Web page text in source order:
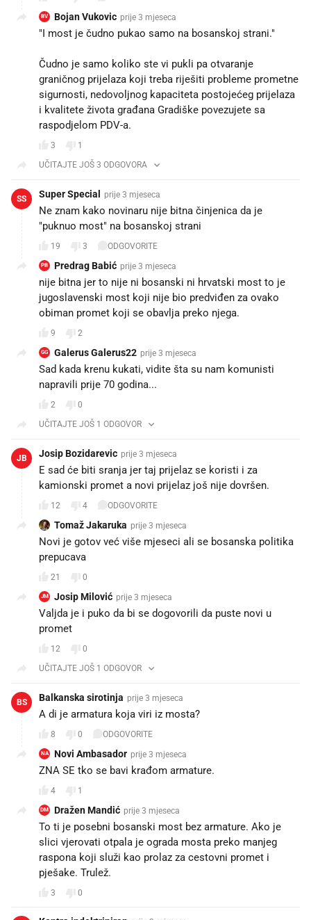
BV Bojan Vukovic prije 3 mjeseca
"I most je čudno pukao samo na bosanskoj strani."
Čudno je samo koliko ste vi pukli pa otvaranje
graničnog prijelaza koji treba riješiti probleme prometne
sigurnosti, nedovoljnog kapaciteta postojećeg prijelaza
i kvalitete života građana Gradiške povezujete sa
raspodjelom PDV-a.
3
1
UČITAJTE JOŠ 3 ODGOVORA
SS Super Special prije 3 mjeseca
Ne znam kako novinaru nije bitna činjenica da je
"puknuo most" na bosanskoj strani
19 3 ODGOVORITE
PB Predrag Babić prije 3 mjeseca
nije bitna jer to nije ni bosanski ni hrvatski most to je
jugoslavenski most koji nije bio predviđen za ovako
obiman promet koji se obavlja preko njega.
9 2
GG Galerus Galerus22 prije 3 mjeseca
Sad kada krenu kukati, vidite šta su nam komunisti
napravili prije 70 godina...
2
0
UČITAJTE JOŠ 1 ODGOVOR
JB Josip Bozidarevic prije 3 mjeseca
E sad će biti sranja jer taj prijelaz se koristi i za
kamionski promet a novi prijelaz još nije dovršen.
12 4 ODGOVORITE
Tomaž Jakaruka prije 3 mjeseca
Novi je gotov već više mjeseci ali se bosanska politika
prepucava
21 0
JM Josip Milović prije 3 mjeseca
Valjda je i puko da bi se dogovorili da puste novi u
promet
12
0
UČITAJTE JOŠ 1 ODGOVOR
BS Balkanska sirotinja prije 3 mjeseca
A di je armatura koja viri iz mosta?
8 0 ODGOVORITE
NA Novi Ambasador prije 3 mjeseca
ZNA SE tko se bavi krađom armature.
4 1
DM Dražen Mandić prije 3 mjeseca
To ti je posebni bosanski most bez armature. Ako je
slici vjerovati otpala je ograda mosta preko manjeg
raspona koji služi kao prolaz za cestovni promet i
pješake. Trulež.
3 0